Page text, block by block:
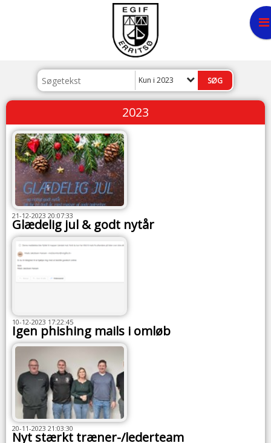
Kun i 2023
2023
21-12-2023 20:07:33
Glædelig jul & godt nytår
10-12-2023 17:22:45
Igen phishing mails i omløb
20-11-2023 21:03:30
Nyt stærkt træner-/lederteam